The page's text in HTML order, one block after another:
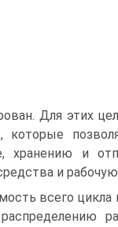
Для этих
хранению и
и рабочую
всего